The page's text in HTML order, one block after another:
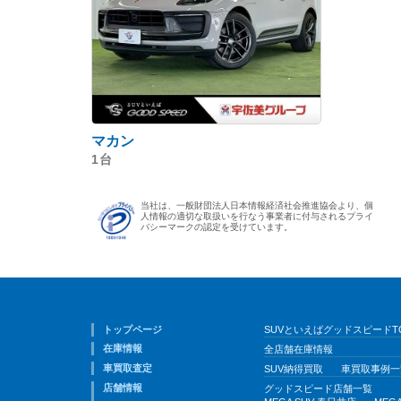
マカン
1台
トップページ
SUVといえばグッドスピード
在庫情報
全店舗在庫情報
車買取査定
SUV納得買取
車買取事例
店舗情報
グッドスピード店舗一覧
当社は、一般財団法人日本情報経済社会推進協会より、個
人情報の適切な取扱いを行なう事業者に付与されるプライ
バシーマークの認定を受けています。